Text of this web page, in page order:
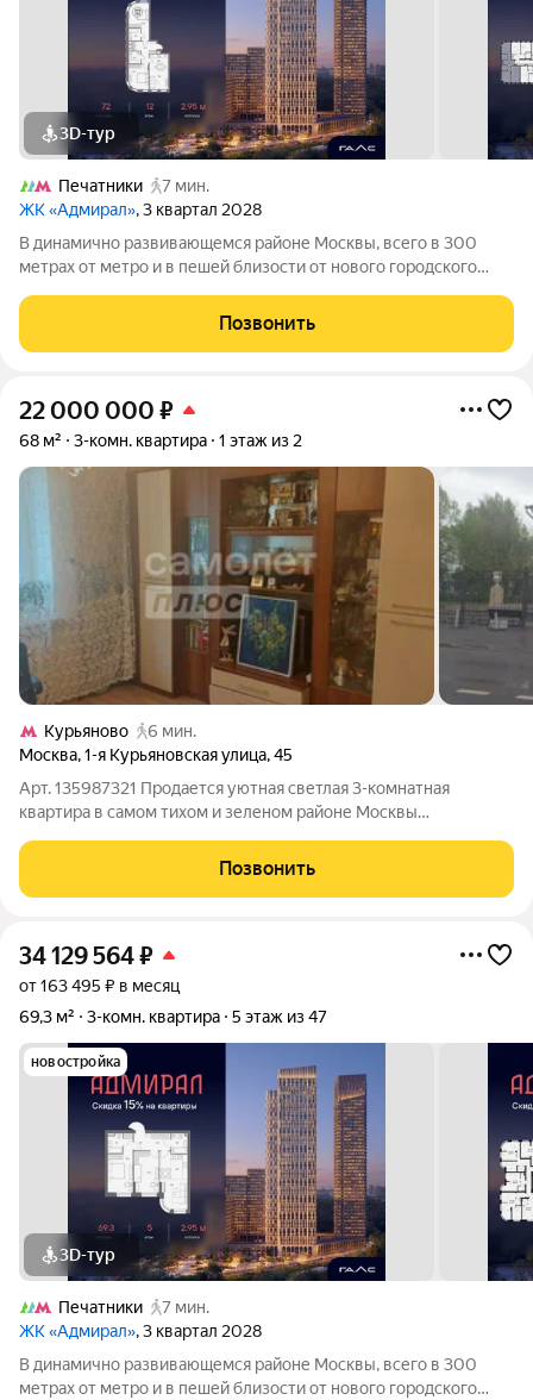
3D-тур
Печатники
7 мин.
ЖК «Адмирал», 3 квартал 2028
В динамично развивающемся районе Москвы, всего в 300
метрах от метро и в пешей близости от нового городского
автомобилей, продается 3-комнатная квартира площадью
72.00 м. без отделки. Квартира
Позвонить
22 000 000 ₽
68 м² 3-комн. квартира 1 этаж из 2
Курьяново
6 мин.
Москва,1-я Курьяновская улица,45
Арт. 135987321 Продается уютная светлая 3-комнатная
квартира в самом тихом и зеленом районе Москвы
изолированные, санузел раздельный. Бонусом идет -
подсобное подвальное помещение Во дворе
Позвонить
34 129 564₽
от 163 495 ₽ в месяц
69,3 м²
3-комн. квартира 5 этаж из 47
новостройка
3D-тур
Печатники
7 мин.
ЖК «Адмирал», 3 квартал 2028
В динамично развивающемся районе Москвы, всего в 300
метрах от метро и в пешей близости от нового городского